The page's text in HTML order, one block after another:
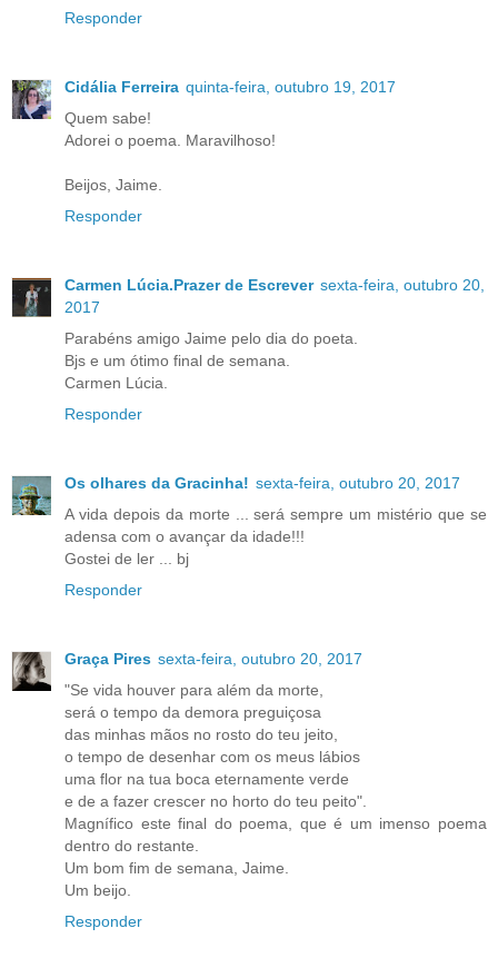
Responder
Cidália Ferreira quinta-feira, outubro 19, 2017
Quem sabe!
Adorei o poema. Maravilhoso!
Beijos, Jaime.
Responder
Carmen Lúcia.Prazer de Escrever sexta-feira, outubro 20,
2017
Parabéns amigo Jaime pelo dia do poeta.
Bjs e um ótimo final de semana.
Carmen Lúcia.
Responder
Os olhares da Gracinha! sexta-feira, outubro 20, 2017
A vida depois da morte ... será sempre um mistério que se
adensa com o avançar da idade!!!
Gostei de ler ... bj
Responder
Graça Pires sexta-feira, outubro 20, 2017
"Se vida houver para além da morte,
será o tempo da demora preguiçosa
das minhas mãos no rosto do teu jeito,
o tempo de desenhar com os meus lábios
uma flor na tua boca eternamente verde
e de a fazer crescer no horto do teu peito".
Magnífico este final do poema, que é um imenso poema
dentro do restante.
Um bom fim de semana, Jaime.
Um beijo.
Responder